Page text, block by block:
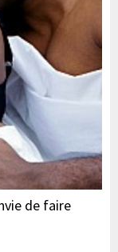
de faire